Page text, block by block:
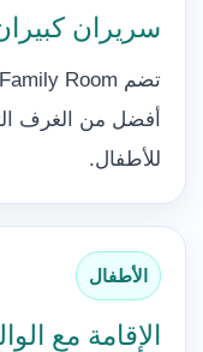
سريران
أفضل من الغرف
للأطفال.
الأطفال
الإقامة مع